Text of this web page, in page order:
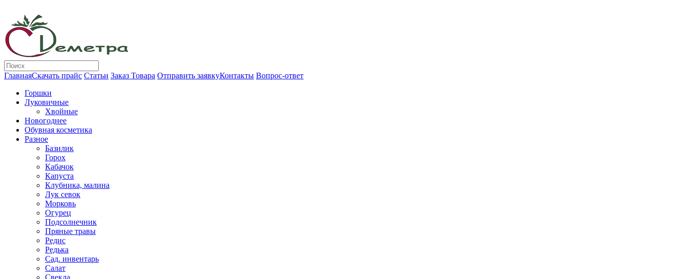
ГлавнаяСкачать прайс Статьи Заказ Товара Отправить заявкуКонтакты Вопрос-ответ
Горшки
Луковичные
Хвойные
Новогоднее
Обувная косметика
Разное
Базилик
Горох
Кабачок
Капуста
Клубника, малина
Лук севок
Морковь
Огурец
Подсолнечник
Пряные травы
Редис
Редька
Сад. инвентарь
Салат
Свекла